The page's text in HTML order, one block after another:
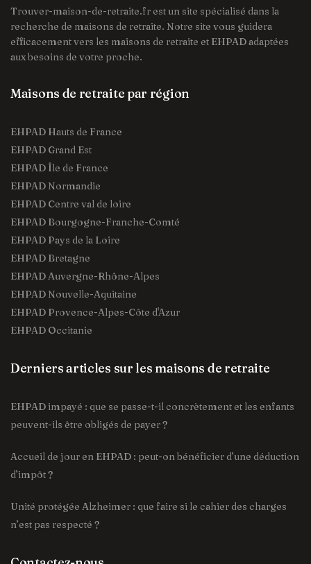
Trouver-maison-de-retraite.fr est un site spécialisé dans la
recherche de maisons de retraite. Notre site vous guidera
efficacement vers les maisons de retraite et EHPAD adaptées
aux besoins de votre proche.
Maisons de retraite par région
EHPAD Hauts de France
EHPAD Grand Est
EHPAD Île de France
EHPAD Normandie
EHPAD Centre val de loire
EHPAD Bourgogne-Franche-Comté
EHPAD Pays de la Loire
EHPAD Bretagne
EHPAD Auvergne-Rhône-Alpes
EHPAD Nouvelle-Aquitaine
EHPAD Provence-Alpes-Côte d'Azur
EHPAD Occitanie
Derniers articles sur les maisons de retraite
EHPAD impayé : que se passe-t-il concrètement et les enfants
peuvent-ils être obligés de payer ?
Accueil de jour en EHPAD : peut-on bénéficier d’une déduction
d’impôt ?
Unité protégée Alzheimer : que faire si le cahier des charges
n’est pas respecté ?